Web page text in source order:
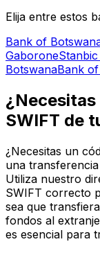
Elija entre estos
Bank of
Gaborone
BotswanaBank
SWIFT de
¿Necesitas un
una
Utiliza nuestro
SWIFT correcto
sea que
fondos al
es esencial para